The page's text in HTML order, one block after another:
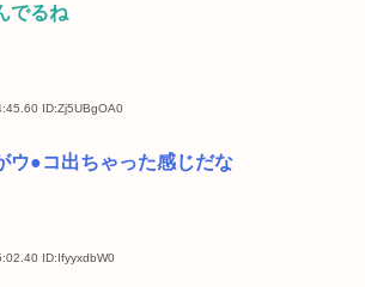
でるね
ID:Zj5UBgOA0
ウ●コ出ちゃった感じだな
ID:IfyyxdbW0